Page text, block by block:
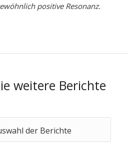
positive Resonanz.
weitere Berichte
der Berichte